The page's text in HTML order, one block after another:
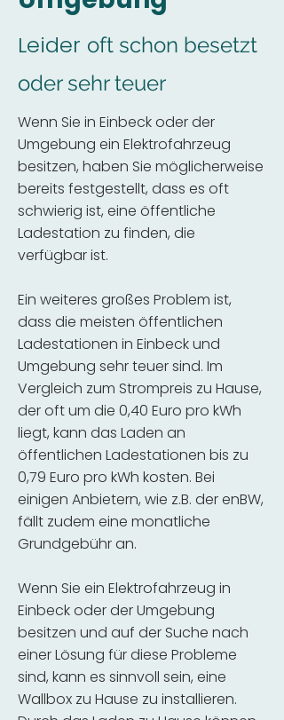
Leider oft schon besetzt
oder sehr teuer
Wenn Sie in Einbeck oder der
Umgebung ein Elektrofahrzeug
besitzen, haben Sie möglicherweise
bereits festgestellt, dass es oft
schwierig ist, eine öffentliche
Ladestation zu finden, die
verfügbar ist.
Ein weiteres großes Problem ist,
dass die meisten öffentlichen
Ladestationen in Einbeck und
Umgebung sehr teuer sind. Im
Vergleich zum Strompreis zu Hause,
der oft um die 0,40 Euro pro kWh
liegt, kann das Laden an
öffentlichen Ladestationen bis zu
0,79 Euro pro kWh kosten. Bei
einigen Anbietern, wie z.B. der enBW,
fällt zudem eine monatliche
Grundgebühr an.
Wenn Sie ein Elektrofahrzeug in
Einbeck oder der Umgebung
besitzen und auf der Suche nach
einer Lösung für diese Probleme
sind, kann es sinnvoll sein, eine
Wallbox zu Hause zu installieren.